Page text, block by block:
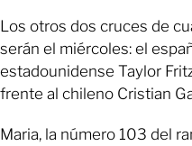
Los otros dos cruces de
serán el miércoles: el
estadounidense Taylor
frente al chileno Cristian
Maria, la número 103 del